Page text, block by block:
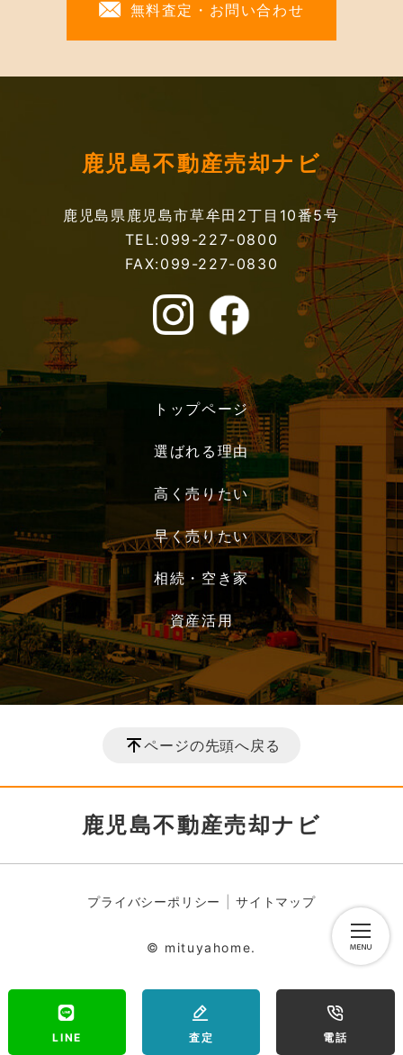
LINE 査定 電話
無料査定・お問い合わせ
鹿児島不動産売却ナビ
鹿児島県鹿児島市草牟田2丁目10番5号
TEL:099-227-0800
FAX:099-227-0830
トップページ
選ばれる理由
高く売りたい
早く売りたい
相続・空き家
資産活用
ページの先頭へ戻る
鹿児島不動産売却ナビ
プライバシーポリシー サイトマップ
© mituyahome.